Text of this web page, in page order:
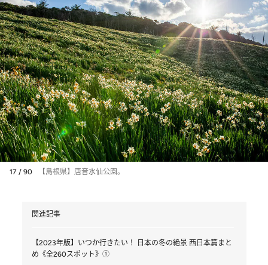
17 / 90 【島根県】唐音水仙公園。
関連記事
【2023年版】いつか行きたい！ 日本の冬の絶景 西日本篇まと
め《全260スポット》①